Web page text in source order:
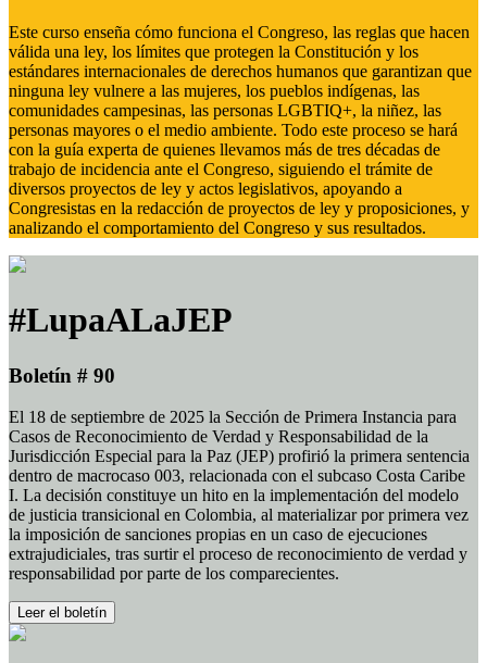
Este curso enseña cómo funciona el Congreso, las reglas que hacen
válida una ley, los límites que protegen la Constitución y los
estándares internacionales de derechos humanos que garantizan que
ninguna ley vulnere a las mujeres, los pueblos indígenas, las
comunidades campesinas, las personas LGBTIQ+, la niñez, las
personas mayores o el medio ambiente. Todo este proceso se hará
con la guía experta de quienes llevamos más de tres décadas de
trabajo de incidencia ante el Congreso, siguiendo el trámite de
diversos proyectos de ley y actos legislativos, apoyando a
Congresistas en la redacción de proyectos de ley y proposiciones, y
analizando el comportamiento del Congreso y sus resultados.
#LupaALaJEP
Boletín # 90
El 18 de septiembre de 2025 la Sección de Primera Instancia para
Casos de Reconocimiento de Verdad y Responsabilidad de la
Jurisdicción Especial para la Paz (JEP) profirió la primera sentencia
dentro de macrocaso 003, relacionada con el subcaso Costa Caribe
I. La decisión constituye un hito en la implementación del modelo
de justicia transicional en Colombia, al materializar por primera vez
la imposición de sanciones propias en un caso de ejecuciones
extrajudiciales, tras surtir el proceso de reconocimiento de verdad y
responsabilidad por parte de los comparecientes.
Leer el boletín